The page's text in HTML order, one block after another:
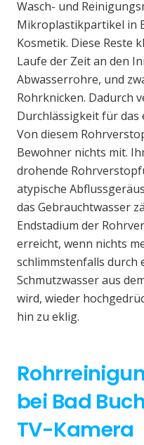
Wasch- und
Mikroplastikpartikel in
Kosmetik. Diese Reste
Laufe der Zeit an den
Abwasserrohre, und
Rohrknicken. Dadurch
Durchlässigkeit für das
Von diesem
Bewohner nichts mit.
drohende
atypische
das Gebrauchtwasser
Endstadium der
erreicht, wenn nichts
schlimmstenfalls durch
Schmutzwasser aus
wird, wieder
hin zu eklig.
bei Bad
TV-Kamera